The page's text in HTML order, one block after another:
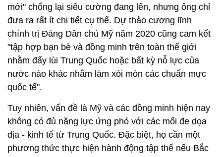
mới" chống lại siêu cường đang lên, nhưng ông chỉ
đưa ra rất ít chi tiết cụ thể. Dự thảo cương lĩnh
chính trị Đảng Dân chủ Mỹ năm 2020 cũng cam kết
"tập hợp bạn bè và đồng minh trên toàn thế giới
nhằm đẩy lùi Trung Quốc hoặc bất kỳ nỗ lực của
nước nào khác nhằm làm xói mòn các chuẩn mực
quốc tế".
Tuy nhiên, vấn đề là Mỹ và các đồng minh hiện nay
không có đủ năng lực ứng phó với các mối đe dọa
địa - kinh tế từ Trung Quốc. Đặc biệt, họ cần một
phương thức thực hiện hành động tập thể nếu Bắc